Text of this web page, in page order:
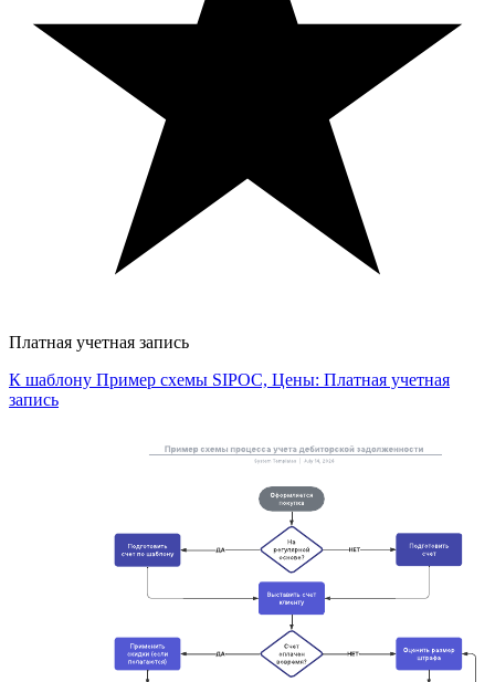
Платная учетная запись
К шаблону Пример схемы SIPOC, Цены: Платная учетная
запись